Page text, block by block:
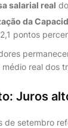
salarial real
da
pontos
real dos
Juros
de setembro